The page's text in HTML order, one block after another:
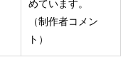
めています。
（制作者コメン
ト）